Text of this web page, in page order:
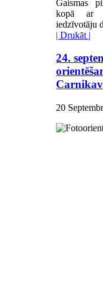
Gaismas
kopā ar
iedzīvotāju
| Drukāt |
24.
20